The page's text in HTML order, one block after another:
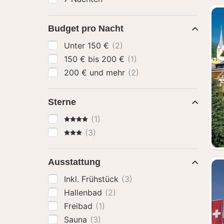
Budget pro Nacht
Unter 150 € (2)
150 € bis 200 € (1)
200 € und mehr (2)
Sterne
4 Sterne(1)
3 Sterne
(3)
Ausstattung
Inkl. Frühstück (3)
Hallenbad (2)
Freibad (1)
Sauna (3)